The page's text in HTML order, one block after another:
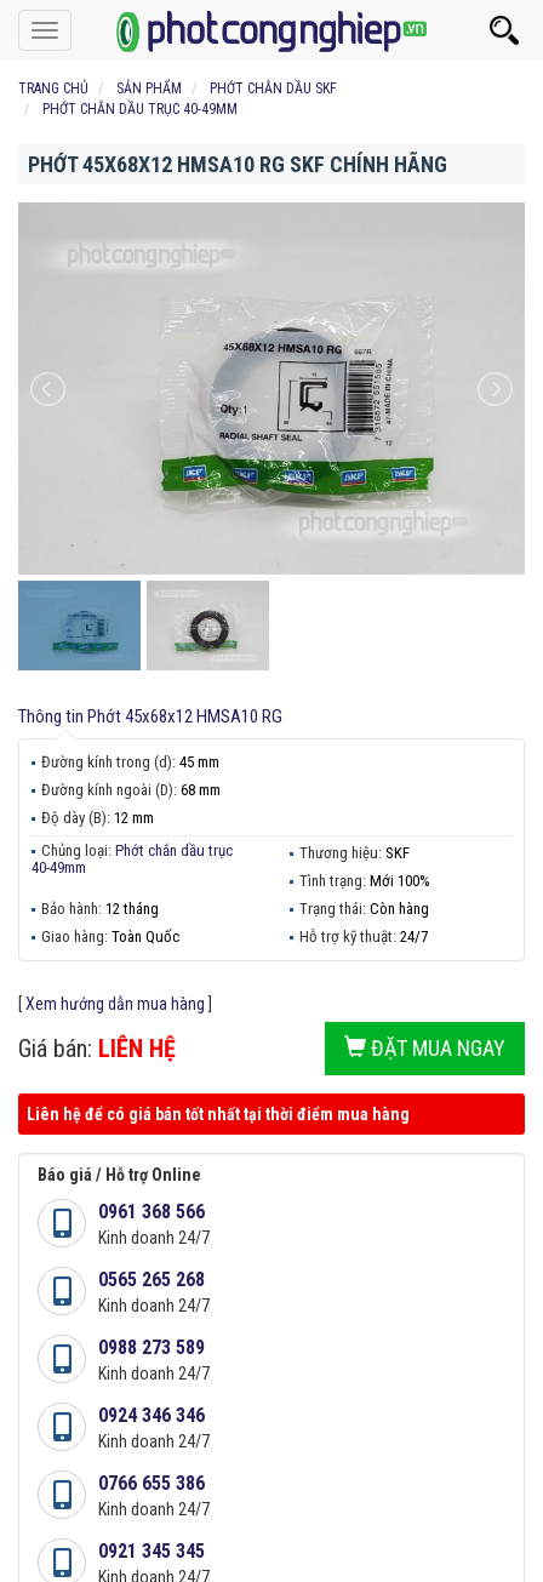
Toggle
navigation
TRANG CHỦ SẢN PHẨM
PHỚT CHẮN DẦU SKF
PHỚT CHẮN DẦU TRỤC 40-49MM
PHỚT 45X68X12 HMSA10 RG SKF CHÍNH HÃNG
Thông tin Phớt 45x68x12 HMSA10 RG
Đường kính trong (d): 45 mm
Đường kính ngoài (D): 68 mm
Độ dày (B): 12 mm
Chủng loại: Phớt chắn dầu trục
40-49mm
Thương hiệu: SKF
Tình trạng: Mới 100%
Bảo hành: 12 tháng Trạng thái: Còn hàng
Giao hàng: Toàn Quốc Hỗ trợ kỹ thuật: 24/7
[Xem hướng dẫn mua hàng
Giá bán: LIÊN HỆ ĐẶT MUA NGAY
Liên hệ để có giá bán tốt nhất tại thời điểm mua hàng
Báo giá / Hỗ trợ Online
0961 368 566
Kinh doanh 24/7
0565 265 268
Kinh doanh 24/7
0988 273 589
Kinh doanh 24/7
0924 346 346
Kinh doanh 24/7
0766 655 386
Kinh doanh 24/7
0921 345 345
Kinh doanh 24/7